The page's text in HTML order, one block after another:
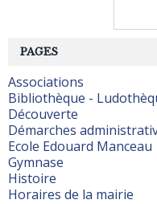
PAGES
Associations
Bibliothèque -
Découverte
Démarches
Ecole Edouard Manceau
Gymnase
Histoire
Horaires de la mairie